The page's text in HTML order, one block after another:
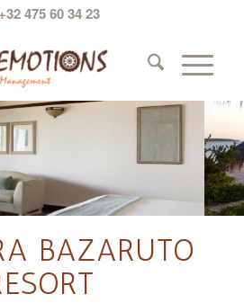
+32 475 60 34 23
BAZARUTO